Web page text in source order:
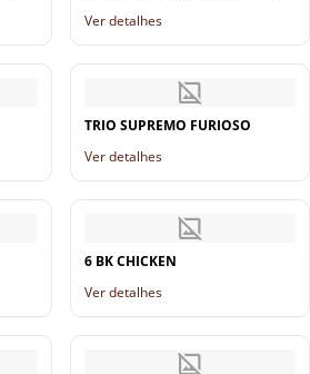
Ver detalhes
TRIO SUPREMO FURIOSO
Ver detalhes
6 BK CHICKEN
Ver detalhes